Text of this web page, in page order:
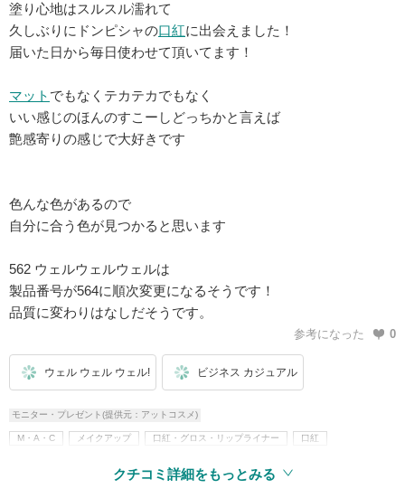
塗り心地はスルスル濡れて
久しぶりにドンピシャの口紅に出会えました！
届いた日から毎日使わせて頂いてます！
マット でもなくテカテカでもなく
いい感じのほんのすこーしどっちかと言えば
艶感寄りの感じで大好きです
色んな色があるので
自分に合う色が見つかると思います
562 ウェルウェルウェルは
製品番号が564に順次変更になるそうです！
品質に変わりはなしだそうです。
参考になった 0
ウェル ウェル ウェル! ビジネス カジュアル
モニター・プレゼント(提供元：アットコスメ)
M・A・C メイクアップ 口紅・グロス・リップライナー 口紅
クチコミ詳細をもっとみる